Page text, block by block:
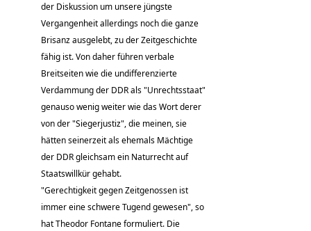
der Diskussion um unsere jüngste
Vergangenheit allerdings noch die ganze
Brisanz ausgelebt, zu der Zeitgeschichte
fähig ist. Von daher führen verbale
Breitseiten wie die undifferenzierte
Verdammung der DDR als "Unrechtsstaat"
genauso wenig weiter wie das Wort derer
von der "Siegerjustiz", die meinen, sie
hätten seinerzeit als ehemals Mächtige
der DDR gleichsam ein Naturrecht auf
Staatswillkür gehabt.
"Gerechtigkeit gegen Zeitgenossen ist
immer eine schwere Tugend gewesen", so
hat Theodor Fontane formuliert. Die